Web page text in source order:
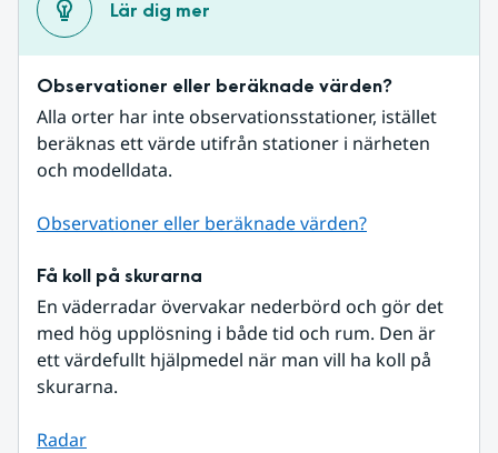
Lär dig mer
Observationer eller beräknade värden?
Alla orter har inte observationsstationer, istället
beräknas ett värde utifrån stationer i närheten
och modelldata.
Observationer eller beräknade värden?
Få koll på skurarna
En väderradar övervakar nederbörd och gör det
med hög upplösning i både tid och rum. Den är
ett värdefullt hjälpmedel när man vill ha koll på
skurarna.
Radar